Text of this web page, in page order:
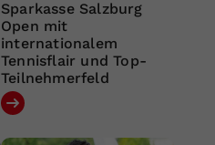
Sparkasse Salzburg
Open mit
internationalem
Tennisflair und Top-
Teilnehmerfeld